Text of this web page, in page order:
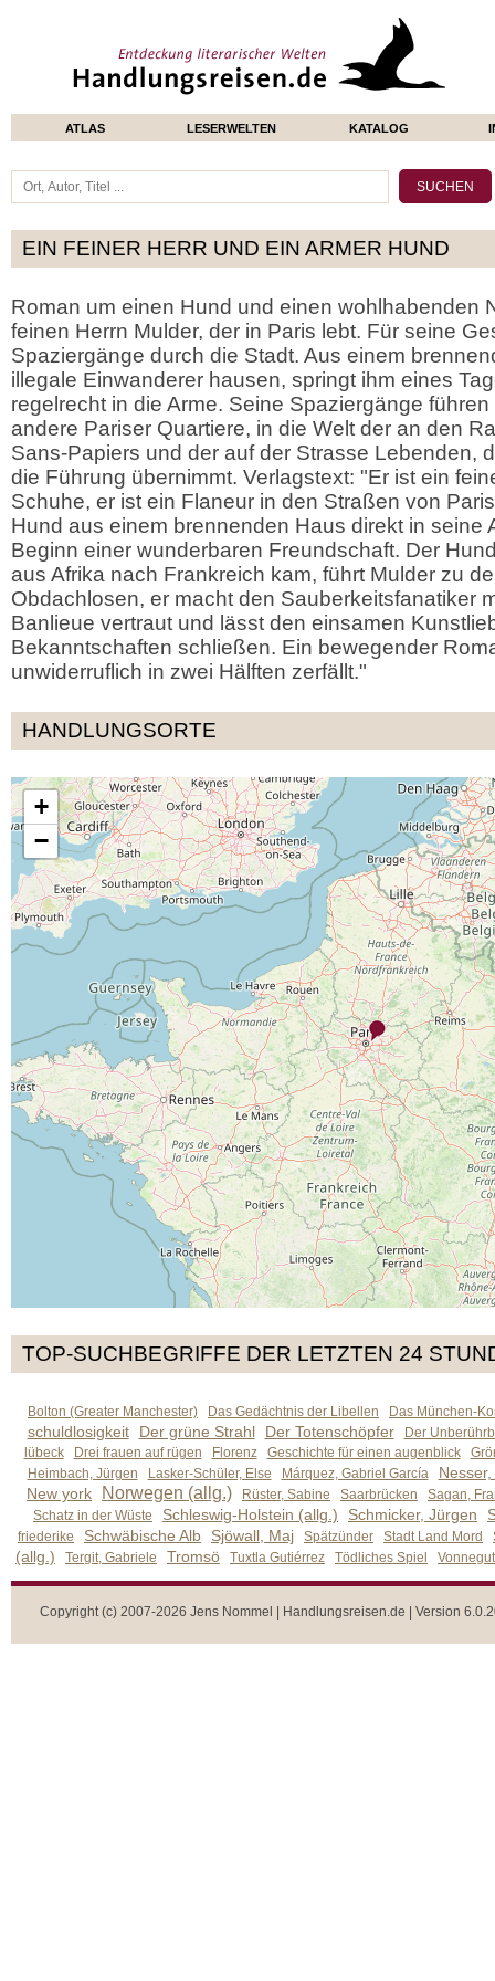
ATLAS LESERWELTEN KATALOG
EIN FEINER HERR UND EIN ARMER HUND
Roman um einen Hund und einen wohlhabenden
feinen Herrn Mulder, der in Paris lebt. Für seine
Spaziergänge durch die Stadt. Aus einem
illegale Einwanderer hausen, springt ihm eines
regelrecht in die Arme. Seine Spaziergänge
andere Pariser Quartiere, in die Welt der an den
Sans-Papiers und der auf der Strasse Lebenden,
die Führung übernimmt. Verlagstext: "Er ist ein
Schuhe, er ist ein Flaneur in den Straßen von
Hund aus einem brennenden Haus direkt in seine
Beginn einer wunderbaren Freundschaft. Der
aus Afrika nach Frankreich kam, führt Mulder zu
Obdachlosen, er macht den Sauberkeitsfanatiker
Banlieue vertraut und lässt den einsamen
Bekanntschaften schließen. Ein bewegender
unwiderruflich in zwei Hälften zerfällt."
HANDLUNGSORTE
+
−
TOP-SUCHBEGRIFFE DER LETZTEN 24
Bolton (Greater Manchester) Das Gedächtnis der Libellen Das München-
schuldlosigkeit Der grüne Strahl Der Totenschöpfer
Der
lübeck
Drei frauen auf rügen Florenz Geschichte für einen augenblick
Heimbach, Jürgen
Lasker-Schüler, Else Márquez, Gabriel García
New york
Norwegen (allg.) Rüster, Sabine Saarbrücken
Sagan,
Schatz in der Wüste
Schleswig-Holstein (allg.) Schmicker, Jürgen
friederike Schwäbische Alb Sjöwall, Maj Spätzünder Stadt Land Mord
(allg.) Tergit, Gabriele Tromsö Tuxtla Gutiérrez Tödliches Spiel
Copyright (c) 2007-2026 Jens Nommel | Handlungsreisen.de | Version